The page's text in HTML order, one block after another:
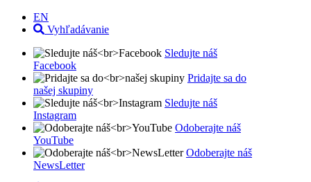
EN
Vyhľadávanie
Sledujte náš
Facebook
Pridajte sa do
našej skupiny
Sledujte náš
Instagram
Odoberajte náš
YouTube
Odoberajte náš
NewsLetter